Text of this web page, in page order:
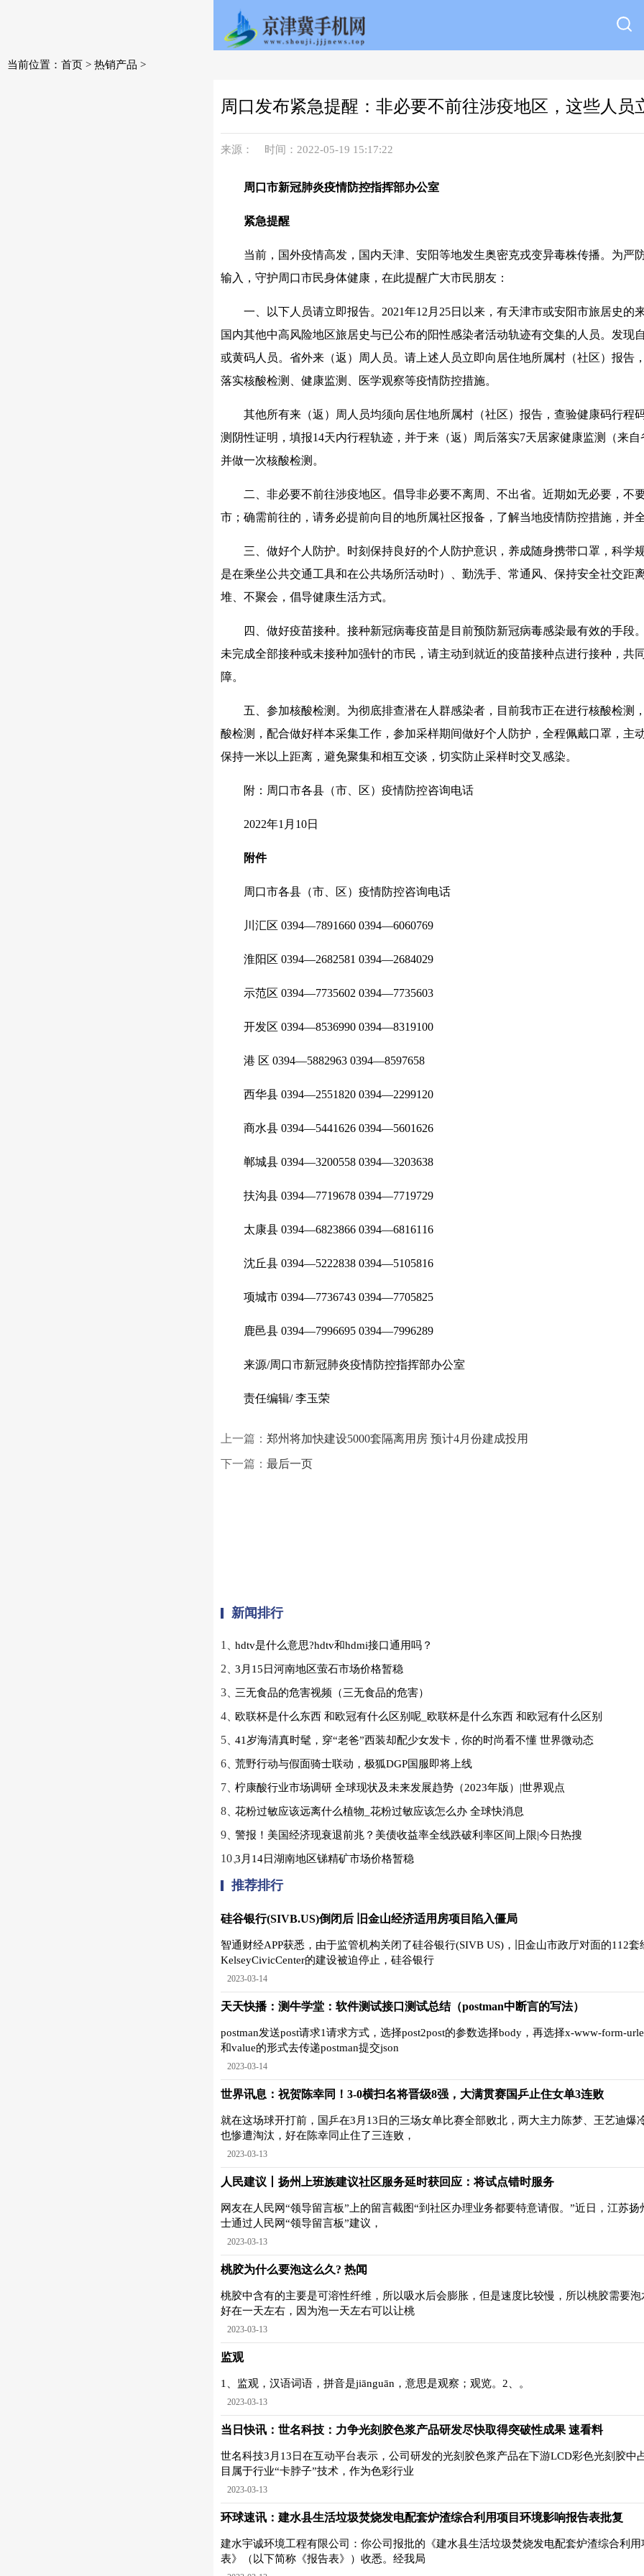
当前位置： 首页 > 热销产品 >
周口发布紧急提醒：非必要不前往涉疫地区，这些人员
来源： 时间：2022-05-19 15:17:22
周口市新冠肺炎疫情防控指挥部办公室
紧急提醒
当前，国外疫情高发，国内天津、安阳等地发生奥密克戎变异毒株传播。为严
输入，守护周口市民身体健康，在此提醒广大市民朋友：
一、以下人员请立即报告。2021年12月25日以来，有天津市或安阳市旅居史的
国内其他中高风险地区旅居史与已公布的阳性感染者活动轨迹有交集的人员。发现
或黄码人员。省外来（返）周人员。请上述人员立即向居住地所属村（社区）报告
落实核酸检测、健康监测、医学观察等疫情防控措施。
其他所有来（返）周人员均须向居住地所属村（社区）报告，查验健康码行程
测阴性证明，填报14天内行程轨迹，并于来（返）周后落实7天居家健康监测（来
并做一次核酸检测。
二、非必要不前往涉疫地区。倡导非必要不离周、不出省。近期如无必要，不
市；确需前往的，请务必提前向目的地所属社区报备，了解当地疫情防控措施，并
三、做好个人防护。时刻保持良好的个人防护意识，养成随身携带口罩，科学
是在乘坐公共交通工具和在公共场所活动时）、勤洗手、常通风、保持安全社交距
堆、不聚会，倡导健康生活方式。
四、做好疫苗接种。接种新冠病毒疫苗是目前预防新冠病毒感染最有效的手段
未完成全部接种或未接种加强针的市民，请主动到就近的疫苗接种点进行接种，共
障。
五、参加核酸检测。为彻底排查潜在人群感染者，目前我市正在进行核酸检测
酸检测，配合做好样本采集工作，参加采样期间做好个人防护，全程佩戴口罩，主
保持一米以上距离，避免聚集和相互交谈，切实防止采样时交叉感染。
附：周口市各县（市、区）疫情防控咨询电话
2022年1月10日
附件
周口市各县（市、区）疫情防控咨询电话
川汇区 0394—7891660 0394—6060769
淮阳区 0394—2682581 0394—2684029
示范区 0394—7735602 0394—7735603
开发区 0394—8536990 0394—8319100
港 区 0394—5882963 0394—8597658
西华县 0394—2551820 0394—2299120
商水县 0394—5441626 0394—5601626
郸城县 0394—3200558 0394—3203638
扶沟县 0394—7719678 0394—7719729
太康县 0394—6823866 0394—6816116
沈丘县 0394—5222838 0394—5105816
项城市 0394—7736743 0394—7705825
鹿邑县 0394—7996695 0394—7996289
来源/周口市新冠肺炎疫情防控指挥部办公室
责任编辑/ 李玉荣
上一篇： 郑州将加快建设5000套隔离用房 预计4月份建成投用
下一篇： 最后一页
新闻排行
1、hdtv是什么意思?hdtv和hdmi接口通用吗？
2、3月15日河南地区萤石市场价格暂稳
3、三无食品的危害视频（三无食品的危害）
4、欧联杯是什么东西 和欧冠有什么区别呢_欧联杯是什么东西 和欧冠有什么区别
5、41岁海清真时髦，穿“老爸”西装却配少女发卡，你的时尚看不懂 世界微动态
6、荒野行动与假面骑士联动，极狐DGP国服即将上线
7、柠康酸行业市场调研 全球现状及未来发展趋势（2023年版）|世界观点
8、花粉过敏应该远离什么植物_花粉过敏应该怎么办 全球快消息
9、警报！美国经济现衰退前兆？美债收益率全线跌破利率区间上限|今日热搜
10、3月14日湖南地区锑精矿市场价格暂稳
推荐排行
硅谷银行(SIVB.US)倒闭后 旧金山经济适用房项目陷入僵局
智通财经APP获悉，由于监管机构关闭了硅谷银行(SIVB US)，旧金山市政厅对面的112
KelseyCivicCenter的建设被迫停止，硅谷银行
2023-03-14
天天快播：测牛学堂：软件测试接口测试总结（postman中断言的写法）
postman发送post请求1请求方式，选择post2post的参数选择body，再选择x-www-form-
和value的形式去传递postman提交json
2023-03-14
世界讯息：祝贺陈幸同！3-0横扫名将晋级8强，大满贯赛国乒止住女单3连败
就在这场球开打前，国乒在3月13日的三场女单比赛全部败北，两大主力陈梦、王艺迪爆
也惨遭淘汰，好在陈幸同止住了三连败，
2023-03-13
人民建议丨扬州上班族建议社区服务延时获回应：将试点错时服务
网友在人民网“领导留言板”上的留言截图“到社区办理业务都要特意请假。”近日，江苏
士通过人民网“领导留言板”建议，
2023-03-13
桃胶为什么要泡这么久? 热闻
桃胶中含有的主要是可溶性纤维，所以吸水后会膨胀，但是速度比较慢，所以桃胶需要
好在一天左右，因为泡一天左右可以让桃
2023-03-13
监观
1、监观，汉语词语，拼音是jiānguān，意思是观察；观览。2、。
2023-03-13
当日快讯：世名科技：力争光刻胶色浆产品研发尽快取得突破性成果 速看料
世名科技3月13日在互动平台表示，公司研发的光刻胶色浆产品在下游LCD彩色光刻胶中
目属于行业“卡脖子”技术，作为色彩行业
2023-03-13
环球速讯：建水县生活垃圾焚烧发电配套炉渣综合利用项目环境影响报告表批复
建水宇诚环境工程有限公司：你公司报批的《建水县生活垃圾焚烧发电配套炉渣综合利
表》（以下简称《报告表》）收悉。经我局